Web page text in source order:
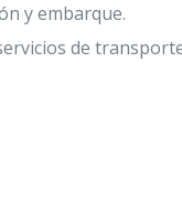
y embarque.
de